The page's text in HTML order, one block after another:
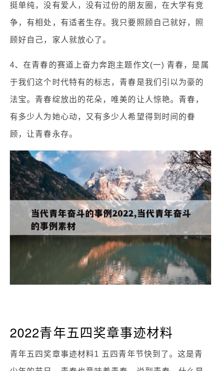
挺单纯，没有爱人，没有过份的朋友圈，在大学有竞
争，有相处，有适者生存。我只要照顾自己就好，照
顾好自己，家人就放心了。
4、在青春的赛道上奋力奔跑主题作文(一) 青春，是属
于我们这个时代特有的标志，青春是我们引以为豪的
法宝。青春绽放出的花朵，唯美的让人惊艳。青春，
有多少人为她心动，又有多少人希望得到时间的眷
顾，让青春永存。
2022青年五四奖章事迹材料
青年五四奖章事迹材料1 五四青年节快到了。这是青